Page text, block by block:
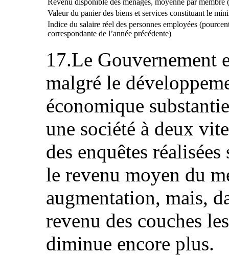
Revenu disponible des ménages, moyenne par
Valeur du panier des biens et services constituant le
Indice du salaire réel des personnes employées
correspondante de l’année précédente)
17.Le Gouvernement
malgré le
économique
une société à deux
des enquêtes
le revenu moyen du
augmentation, mais,
revenu des couches
diminue encore plus.